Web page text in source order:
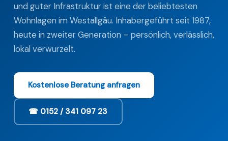
und guter Infrastruktur ist eine der beliebtesten
Wohnlagen im Westallgäu. Inhabergeführt seit 1987,
heute in zweiter Generation – persönlich, verlässlich,
lokal verwurzelt.
Kostenlose Beratung anfragen
☎ 0152 / 341 097 23